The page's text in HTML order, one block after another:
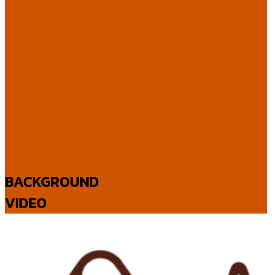
BACKGROUND
VIDEO